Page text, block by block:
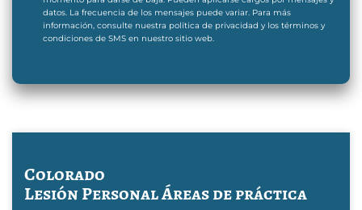
datos. La frecuencia de los mensajes puede variar. Para más
información, consulte nuestra política de privacidad y los términos y
condiciones de SMS en nuestro sitio web.
Colorado
Lesión PersonalÁreas de práctica